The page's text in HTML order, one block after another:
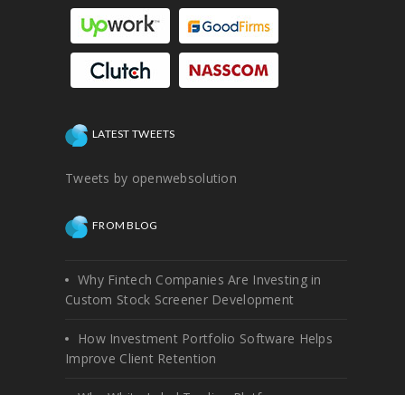
LATEST TWEETS
Tweets by openwebsolution
FROM BLOG
Why Fintech Companies Are Investing in
Custom Stock Screener Development
How Investment Portfolio Software Helps
Improve Client Retention